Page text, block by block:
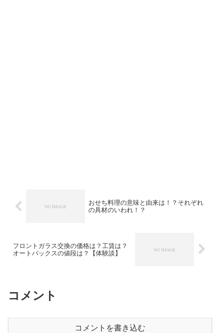
おせち料理の意味と由来は！？それぞれ
の具材のいわれ！？
フロントガラス交換の価格は？工賃は？
オートバックスの値段は？【体験談】
コメント
コメントを書き込む